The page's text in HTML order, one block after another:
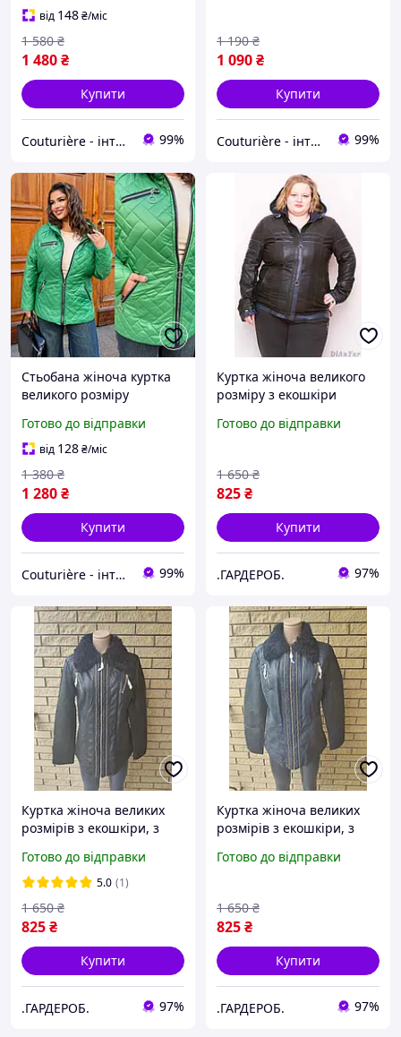
від 148₴/міс
1 480₴
1 580 ₴
Купити
Couturière - інтернет магазин жіночого одягу 99%
1 090₴
1 190 ₴
Купити
Couturière - інтернет магазин жіночого одягу 99%
Стьобана жіноча куртка
великого розміру
плащова з капюшоном
Готово до відправки
від 128₴/міс
1 280₴
1 380 ₴
Купити
Couturière - інтернет магазин жіночого одягу 99%
Куртка жіноча великого
розміру з екошкіри
Готово до відправки
825₴
1 650 ₴
Купити
.ГАРДЕРОБ. 97%
Куртка жіноча великих
розмірів з екошкіри, з
хутряним коміром OS
Готово до відправки
5.0 (1)
825₴
1 650 ₴
Купити
.ГАРДЕРОБ. 97%
Куртка жіноча великих
розмірів з екошкіри, з
хутряним коміром OS
Готово до відправки
825₴
1 650 ₴
Купити
.ГАРДЕРОБ. 97%